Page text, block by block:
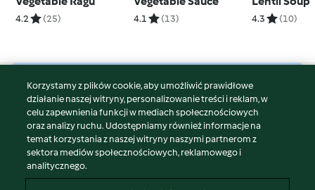
4.2 (25) 4.1 (13) 4.3 (10)
© Copyright 2026
Warunki korzystania
Polityka prywatności
Disclaimer
Znak wydawcy
Korzystamy z plików cookie, aby umożliwić prawidłowe
działanie naszej witryny, personalizowanie treści i reklam, w
celu zapewnienia funkcji w mediach społecznościowych
oraz analizy ruchu. Udostępniamy również informacje na
temat korzystania z naszej witryny naszymi partnerom z
sektora mediów społecznościowych, reklamowego i
analitycznego.